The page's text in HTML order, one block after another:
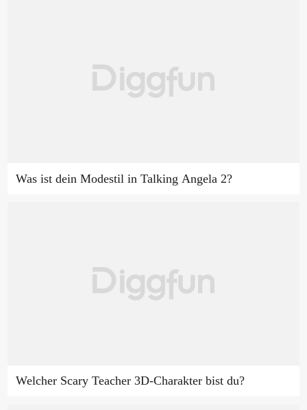
Was ist dein Modestil in Talking Angela 2?
Welcher Scary Teacher 3D-Charakter bist du?